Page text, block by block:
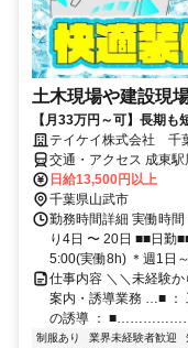
土木現場や建設現
【月33万円～可】長期
テイケイ株式会社 千
交通・アクセス 成東
日給13,500円以上
千葉県山武市
勤務時間詳細 実働時
り4日 〜 20日 ■■日勤
5:00(実働8h) ＊週1日
仕事内容 ＼＼未経験
案内・誘導業務 …■ ：
の誘導 ：
制服あり 業界未経験者歓迎